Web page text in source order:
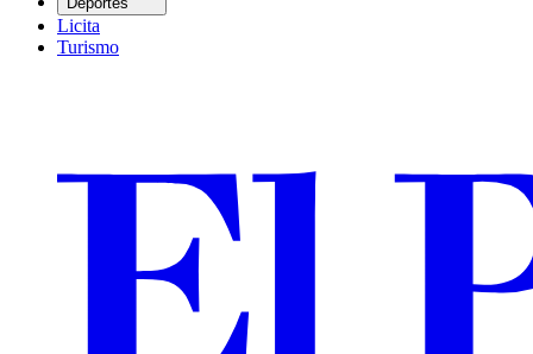
Licita
Turismo